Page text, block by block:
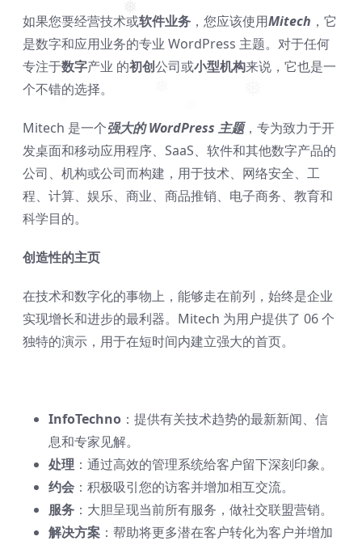
❅
❅
如果您要经营技术或软件业务 ，您应该使用Mitech ，它
是数字和应用业务的专业 WordPress 主题。对于任何
专注于数字产业 的初创公司或小型机构来说，它也是一
个不错的选择。
Mitech 是一个强大的 WordPress 主题，专为致力于开
发桌面和移动应用程序、SaaS、软件和其他数字产品的
公司、机构或公司而构建，用于技术、网络安全、工
程、计算、娱乐、商业、商品推销、电子商务、教育和
科学目的。
创造性的主页
在技​​术和数字化的事物上，能够走在前列，始终是企业
实现增长和进步的最利器。Mitech 为用户提供了 06 个
独特的演示，用于在短时间内建立强大的首页。
InfoTechno ：提供有关技术趋势的最新新闻、信
息和专家见解。
处理 ：通过高效的管理系统给客户留下深刻印象。
约会 ：积极吸引您的访客并增加相互交流。
服务 ：大胆呈现当前所有服务，做社交联盟营销。
解决方案 ：帮助将更多潜在客户转化为客户并增加